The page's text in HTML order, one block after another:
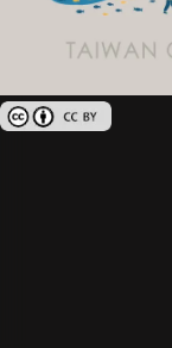
創用CC姓